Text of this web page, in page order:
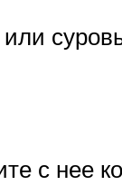
с нее